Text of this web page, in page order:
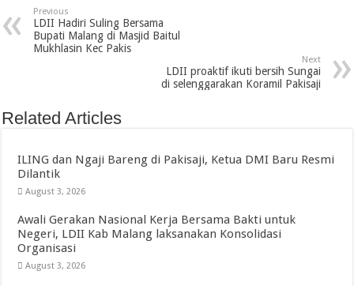
Previous
LDII Hadiri Suling Bersama
Bupati Malang di Masjid Baitul
Mukhlasin Kec Pakis
Next
LDII proaktif ikuti bersih Sungai
di selenggarakan Koramil Pakisaji
Related Articles
ILING dan Ngaji Bareng di Pakisaji, Ketua DMI Baru Resmi
Dilantik
August 3, 2026
Awali Gerakan Nasional Kerja Bersama Bakti untuk
Negeri, LDII Kab Malang laksanakan Konsolidasi
Organisasi
August 3, 2026